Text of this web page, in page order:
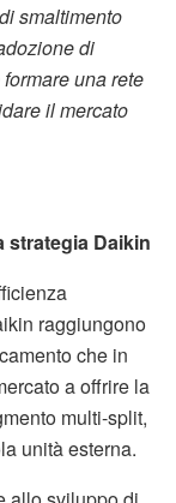
smaltimento
di
una rete
il mercato
strategia Daikin
raggiungono
che in
a offrire la
multi-split,
unità esterna.